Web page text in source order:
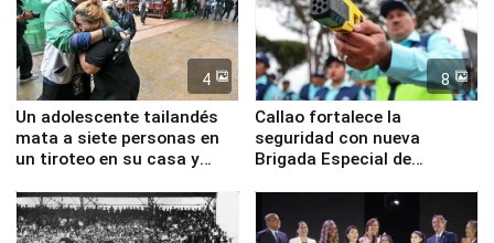
4
Un adolescente tailandés
mata a siete personas en
un tiroteo en su casa y
8
Callao fortalece la
seguridad con nueva
Brigada Especial de
equipamiento para
Serenazgo